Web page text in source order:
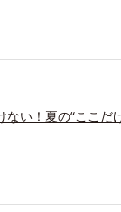
ない！夏の“ここだ